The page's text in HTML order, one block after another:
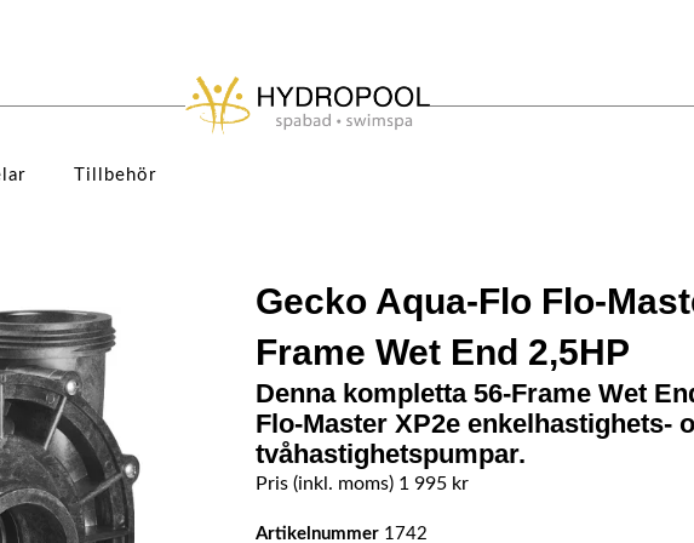
Tillbehör
Gecko Aqua-Flo Flo-
Frame Wet End 2,5HP
Denna kompletta 56-Frame Wet
Flo-Master XP2e enkelhastighets-
tvåhastighetspumpar.
Pris (inkl. moms) 1 995 kr
Artikelnummer 1742